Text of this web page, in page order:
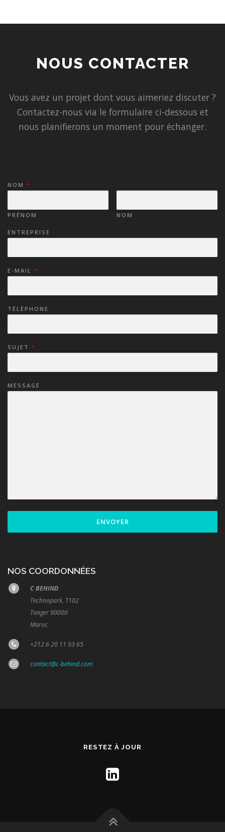
NOUS CONTACTER
Vous avez un projet dont vous aimeriez discuter ?
Contactez-nous via le formulaire ci-dessous et
nous planifierons un moment pour échanger.
NOM *
PRÉNOM NOM
ENTREPRISE
E-MAIL *
TÉLÉPHONE
SUJET *
MESSAGE
ENVOYER
NOS COORDONNÉES
C BEHIND
Technopark, T102
Tanger 90000
Maroc
+212 6 20 11 93 65
contact@c-behind.com
RESTEZ À JOUR